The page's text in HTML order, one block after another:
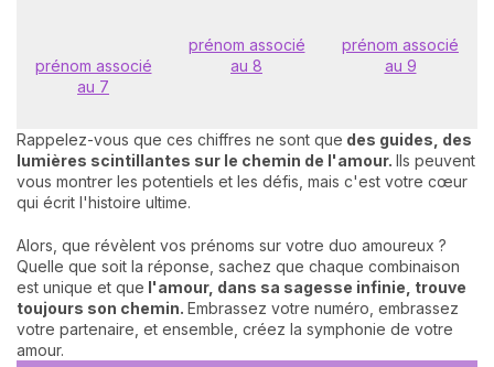
prénom associé
au 7
prénom associé
au 8
prénom associé
au 9
Rappelez-vous que ces chiffres ne sont que des guides, des
lumières scintillantes sur le chemin de l'amour. Ils peuvent
vous montrer les potentiels et les défis, mais c'est votre cœur
qui écrit l'histoire ultime.
Alors, que révèlent vos prénoms sur votre duo amoureux ?
Quelle que soit la réponse, sachez que chaque combinaison
est unique et que l'amour, dans sa sagesse infinie, trouve
toujours son chemin. Embrassez votre numéro, embrassez
votre partenaire, et ensemble, créez la symphonie de votre
amour.